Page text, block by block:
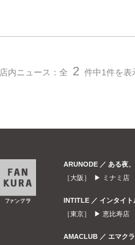
店内ニュース：全 2 件中1件を表
ARUNODE ／ ある夜
［大阪］ ▶
ミナミ店
INTITLE ／ インタイト
［東京］ ▶ 恵比寿店
AMACLUB ／ エマク